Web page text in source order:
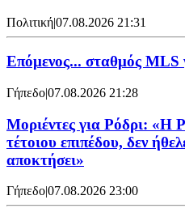
Πολιτική|07.08.2026 21:31
Επόμενος... σταθμός MLS
Γήπεδο|07.08.2026 21:28
Μοριέντες για Ρόδρι: «Η
τέτοιου επιπέδου, δεν
αποκτήσει»
Γήπεδο|07.08.2026 23:00